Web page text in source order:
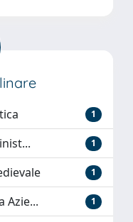
1
1
1
Azie... 1